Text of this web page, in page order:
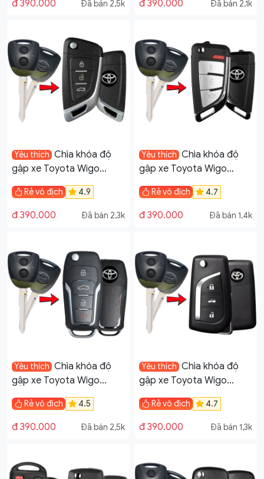
đ 390.000 Đã bán 2,1k
đ 390.000 Đã bán 2,5k
Yêu thích Chìa khóa độ
gập xe Toyota Wigo
remote học lệnh mẫu V16
Rẻ vô địch 4.7
đ 390.000 Đã bán 1,4k
Yêu thích Chìa khóa độ
gập xe Toyota Wigo
remote học lệnh mẫu V14
Rẻ vô địch 4.9
đ 390.000 Đã bán 2,3k
Yêu thích Chìa khóa độ
gập xe Toyota Wigo
remote học lệnh mẫu V13
Rẻ vô địch 4.7
đ 390.000 Đã bán 1,3k
Yêu thích Chìa khóa độ
gập xe Toyota Wigo
remote học lệnh mẫu V12
Rẻ vô địch 4.5
đ 390.000 Đã bán 2,5k